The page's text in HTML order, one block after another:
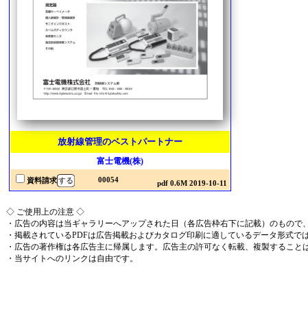
放射線管理のベストパートナー
富士電機(株)
資料請求 00054 pdf 0.6M 2019-10-11
◇ ご使用上の注意 ◇
・広告の内容は当ギャラリーへアップされた日（各広告枠右下に記載）のもので
・掲載されているPDFは広告掲載およびカタログ印刷に適しているデータ形式で
・広告の著作権は各広告主に帰属します。広告主の許可なく転載、複製すること
・当サイトへのリンクは自由です。